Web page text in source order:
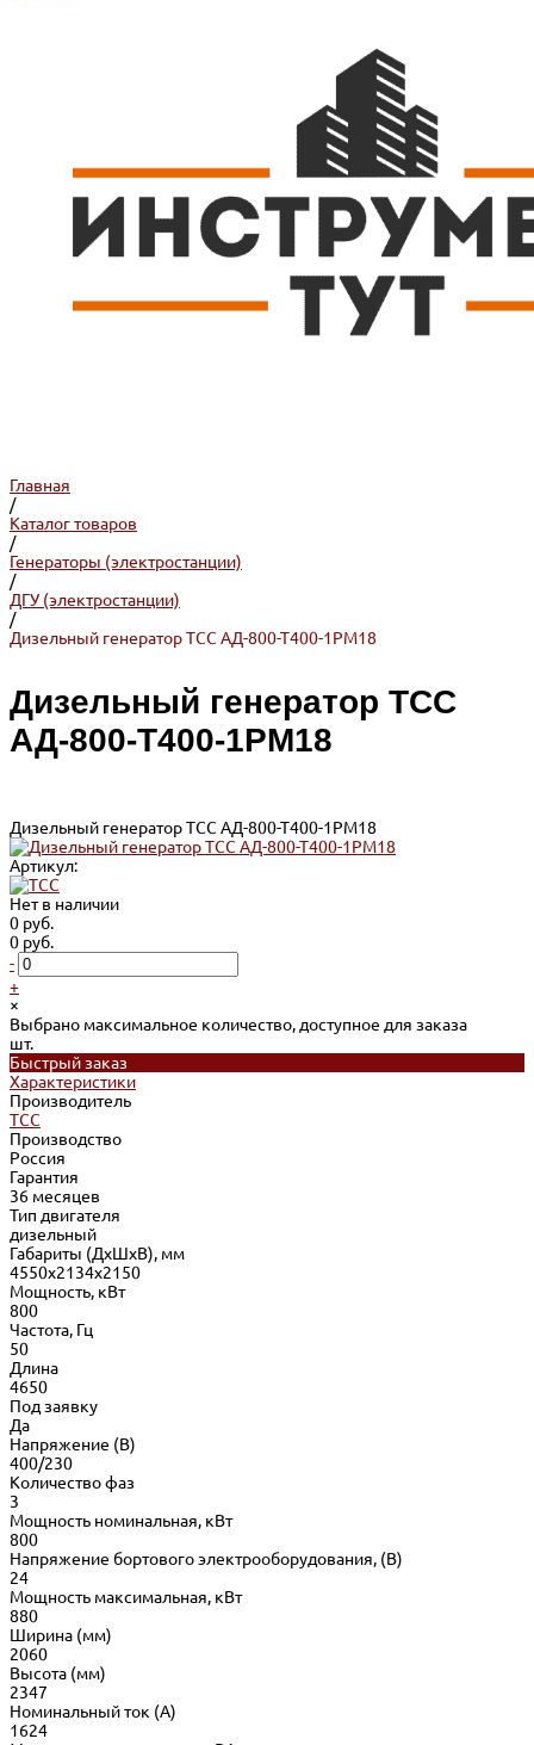
Главная
/
Каталог товаров
/
Генераторы (электростанции)
/
ДГУ (электростанции)
/
Дизельный генератор ТСС АД-800-Т400-1РМ18
Дизельный генератор ТСС
АД-800-Т400-1РМ18
Дизельный генератор ТСС АД-800-Т400-1РМ18
Артикул:
Нет в наличии
0 руб.
0 руб.
-
+
×
Выбрано максимальное количество, доступное для заказа
шт.
Быстрый заказ
Характеристики
Производитель
ТСС
Производство
Россия
Гарантия
36 месяцев
Тип двигателя
дизельный
Габариты (ДхШхВ), мм
4550х2134х2150
Мощность, кВт
800
Частота, Гц
50
Длина
4650
Под заявку
Да
Напряжение (В)
400/230
Количество фаз
3
Мощность номинальная, кВт
800
Напряжение бортового электрооборудования, (В)
24
Мощность максимальная, кВт
880
Ширина (мм)
2060
Высота (мм)
2347
Номинальный ток (А)
1624